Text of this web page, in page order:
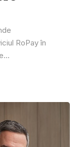
RoPay în